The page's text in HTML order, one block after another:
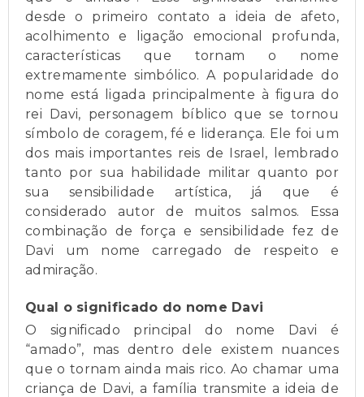
desde o primeiro contato a ideia de afeto,
acolhimento e ligação emocional profunda,
características que tornam o nome
extremamente simbólico. A popularidade do
nome está ligada principalmente à figura do
rei Davi, personagem bíblico que se tornou
símbolo de coragem, fé e liderança. Ele foi um
dos mais importantes reis de Israel, lembrado
tanto por sua habilidade militar quanto por
sua sensibilidade artística, já que é
considerado autor de muitos salmos. Essa
combinação de força e sensibilidade fez de
Davi um nome carregado de respeito e
admiração.
Qual o significado do nome Davi
O significado principal do nome Davi é
“amado”, mas dentro dele existem nuances
que o tornam ainda mais rico. Ao chamar uma
criança de Davi, a família transmite a ideia de